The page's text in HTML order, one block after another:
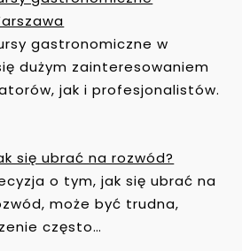
gastronomiczne w
dużym zainteresowaniem
jak i profesjonalistów.
się ubrać na rozwód?
o tym, jak się ubrać na
może być trudna,
często…